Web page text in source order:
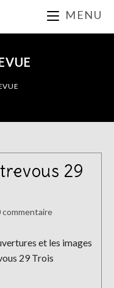
MENU
29
:
commentaire
et les images
29 Trois